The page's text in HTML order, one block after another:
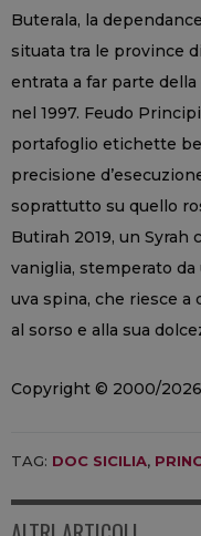
Buterala, la
situata tra le province
entrata a far parte
nel 1997. Feudo
portafoglio etichette
precisione
soprattutto su quello
Butirah 2019, un
vaniglia, stemperato
uva spina, che riesce a
al sorso e alla sua
Copyright © 2000/2026
TAG: DOC SICILIA,